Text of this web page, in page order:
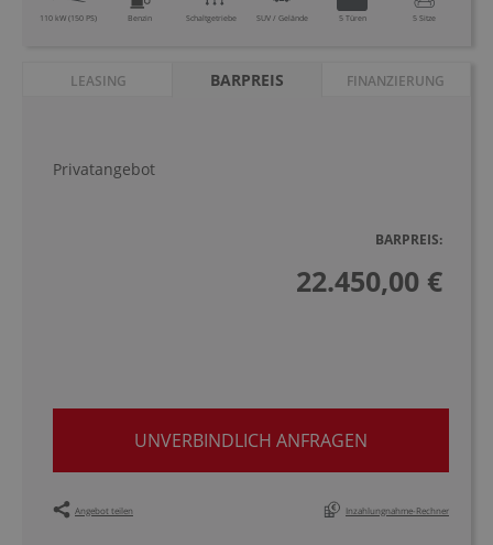
110 kW (150 PS) Benzin Schaltgetriebe SUV / Gelände 5 Türen 5 Sitze
LEASING BARPREIS FINANZIERUNG
Privatangebot
BARPREIS:
22.450,00 €
UNVERBINDLICH ANFRAGEN
Angebot teilen Inzahlungnahme-Rechner